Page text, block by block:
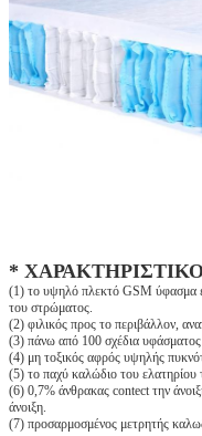
*
(1) το υψηλό πλεκτό GSM ύφασμα
του στρώματος.
(2) φιλικός προς το περιβάλλον,
(3) πάνω από 100 σχέδια
(4) μη τοξικός αφρός υψηλής
(5) το παχύ καλώδιο του ελατηρίου
(6) 0,7% άνθρακας contect την
άνοιξη.
(7) προσαρμοσμένος μετρητής